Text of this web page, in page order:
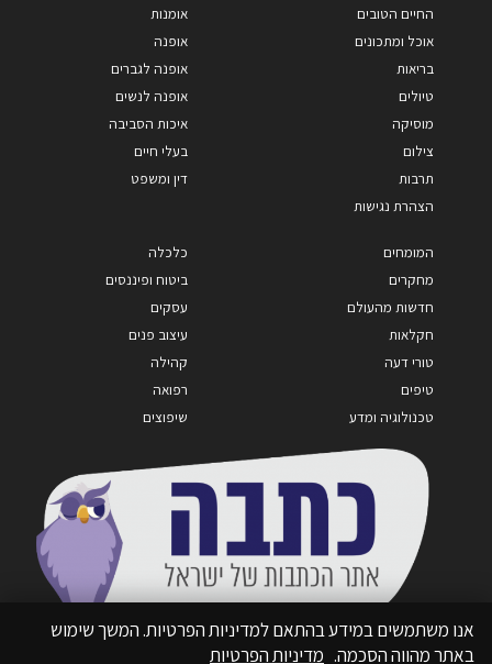
החיים הטובים
אוכל ומתכונים
בריאות
טיולים
מוסיקה
צילום
תרבות
הצהרת נגישות
אומנות
אופנה
אופנה לגברים
אופנה לנשים
איכות הסביבה
בעלי חיים
דין ומשפט
המומחים
מחקרים
חדשות מהעולם
חקלאות
טורי דעה
טיפים
טכנולוגיה ומדע
כלכלה
ביטוח ופיננסים
עסקים
עיצוב פנים
קהילה
רפואה
שיפוצים
אנו משתמשים במידע בהתאם למדיניות הפרטיות. המשך שימוש
באתר מהווה הסכמה. מדיניות הפרטיות